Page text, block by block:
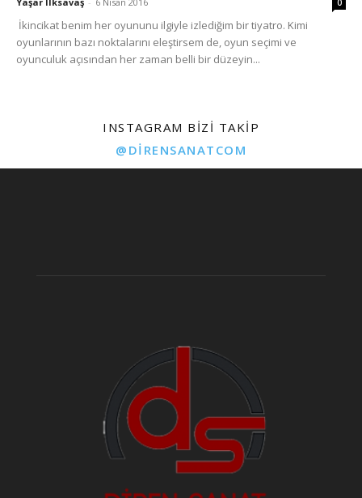
0
İkincikat benim her oyununu ilgiyle izlediğim bir tiyatro. Kimi
oyunlarının bazı noktalarını eleştirsem de, oyun seçimi ve
oyunculuk açısından her zaman belli bir düzeyin...
INSTAGRAM BIZI TAKIP
@DIRENSANATCOM